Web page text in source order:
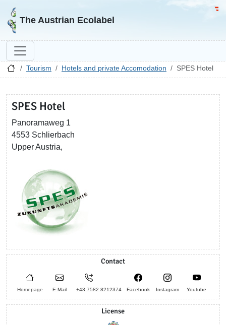
Go to homepage
The Austrian Ecolabel
Tourism Hotels and private Accomodation SPES Hotel
SPES Hotel
Panoramaweg 1
4553 Schlierbach
Upper Austria,
Contact
Homepage E-Mail +43 7582 8212374 Facebook Instagram Youtube
License